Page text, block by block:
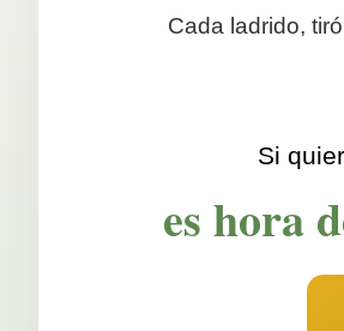
Cada ladrido,
Si
es hora